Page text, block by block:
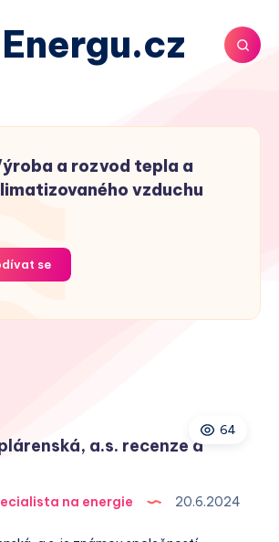
Energu.cz
a rozvod tepla a
vzduchu
se
64
a.s. recenze a
na energie 20.6.2024